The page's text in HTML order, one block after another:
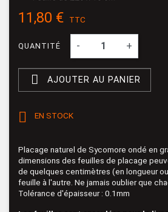
11,80 € TTC
QUANTITÉ - +
 AJOUTER AU PANIER
 EN STOCK
Placage naturel de Sycomore ondé en
dimensions des feuilles de placage
de quelques centimètres (en longueur
feuille à l'autre. Ne jamais oublier que
Tolérance d'épaisseur : 0.1mm